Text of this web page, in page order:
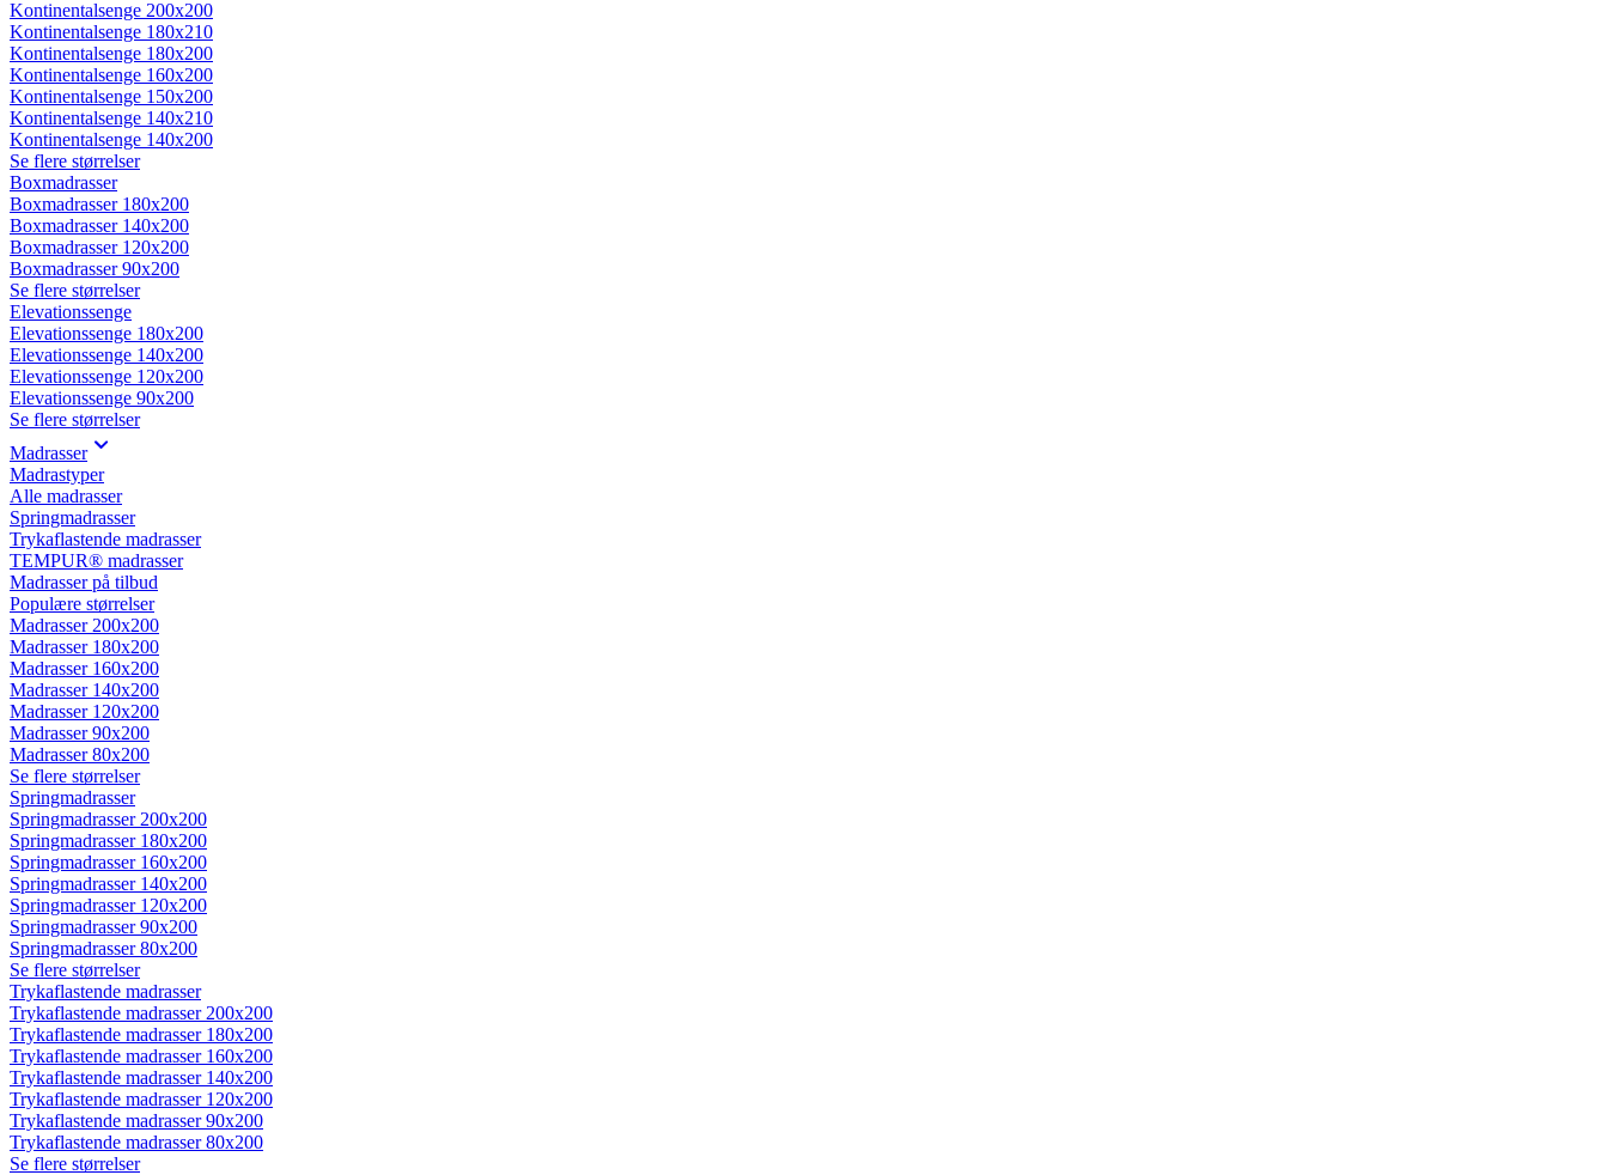
Kontinentalsenge 200x200
Kontinentalsenge 180x210
Kontinentalsenge 180x200
Kontinentalsenge 160x200
Kontinentalsenge 150x200
Kontinentalsenge 140x210
Kontinentalsenge 140x200
Se flere størrelser
Boxmadrasser
Boxmadrasser 180x200
Boxmadrasser 140x200
Boxmadrasser 120x200
Boxmadrasser 90x200
Se flere størrelser
Elevationssenge
Elevationssenge 180x200
Elevationssenge 140x200
Elevationssenge 120x200
Elevationssenge 90x200
Se flere størrelser
Madrasser
Madrastyper
Alle madrasser
Springmadrasser
Trykaflastende madrasser
TEMPUR® madrasser
Madrasser på tilbud
Populære størrelser
Madrasser 200x200
Madrasser 180x200
Madrasser 160x200
Madrasser 140x200
Madrasser 120x200
Madrasser 90x200
Madrasser 80x200
Se flere størrelser
Springmadrasser
Springmadrasser 200x200
Springmadrasser 180x200
Springmadrasser 160x200
Springmadrasser 140x200
Springmadrasser 120x200
Springmadrasser 90x200
Springmadrasser 80x200
Se flere størrelser
Trykaflastende madrasser
Trykaflastende madrasser 200x200
Trykaflastende madrasser 180x200
Trykaflastende madrasser 160x200
Trykaflastende madrasser 140x200
Trykaflastende madrasser 120x200
Trykaflastende madrasser 90x200
Trykaflastende madrasser 80x200
Se flere størrelser